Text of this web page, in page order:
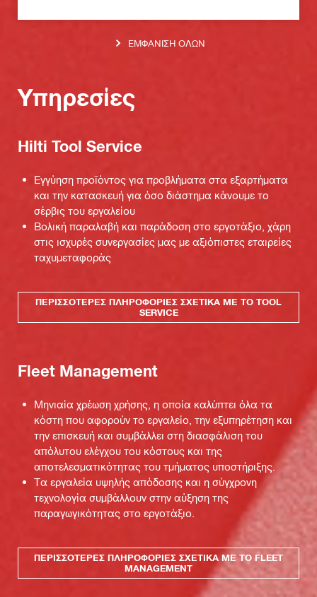
ΕΜΦΆΝΙΣΗ ΌΛΩΝ
Υπηρεσίες
Hilti Tool Service
Εγγύηση προϊόντος για προβλήματα στα εξαρτήματα
και την κατασκευή για όσο διάστημα κάνουμε το
σέρβις του εργαλείου
Βολική παραλαβή και παράδοση στο εργοτάξιο, χάρη
στις ισχυρές συνεργασίες μας με αξιόπιστες εταιρείες
ταχυμεταφοράς
ΠΕΡΙΣΣΌΤΕΡΕΣ ΠΛΗΡΟΦΟΡΊΕΣ ΣΧΕΤΙΚΆ ΜΕ ΤΟ TOOL
SERVICE
Fleet Management
Μηνιαία χρέωση χρήσης, η οποία καλύπτει όλα τα
κόστη που αφορούν το εργαλείο, την εξυπηρέτηση και
την επισκευή και συμβάλλει στη διασφάλιση του
απόλυτου ελέγχου του κόστους και της
αποτελεσματικότητας του τμήματος υποστήριξης.
Τα εργαλεία υψηλής απόδοσης και η σύγχρονη
τεχνολογία συμβάλλουν στην αύξηση της
παραγωγικότητας στο εργοτάξιο.
ΠΕΡΙΣΣΌΤΕΡΕΣ ΠΛΗΡΟΦΟΡΊΕΣ ΣΧΕΤΙΚΆ ΜΕ ΤΟ FLEET
MANAGEMENT